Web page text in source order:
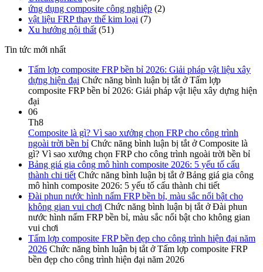
ứng dụng composite công nghiệp (2)
vật liệu FRP thay thế kim loại (7)
Xu hướng nội thất (51)
Tin tức mới nhất
Tấm lợp composite FRP bền bỉ 2026: Giải pháp vật liệu xây
dựng hiện đại Chức năng bình luận bị tắt ở Tấm lợp
composite FRP bền bỉ 2026: Giải pháp vật liệu xây dựng hiện
đại
06
Th8
Composite là gì? Vì sao xưởng chọn FRP cho công trình
ngoài trời bền bỉ Chức năng bình luận bị tắt ở Composite là
gì? Vì sao xưởng chọn FRP cho công trình ngoài trời bền bỉ
Bảng giá gia công mô hình composite 2026: 5 yếu tố cấu
thành chi tiết Chức năng bình luận bị tắt ở Bảng giá gia công
mô hình composite 2026: 5 yếu tố cấu thành chi tiết
Đài phun nước hình nấm FRP bền bỉ, màu sắc nổi bật cho
không gian vui chơi Chức năng bình luận bị tắt ở Đài phun
nước hình nấm FRP bền bỉ, màu sắc nổi bật cho không gian
vui chơi
Tấm lợp composite FRP bền đẹp cho công trình hiện đại năm
2026 Chức năng bình luận bị tắt ở Tấm lợp composite FRP
bền đẹp cho công trình hiện đại năm 2026